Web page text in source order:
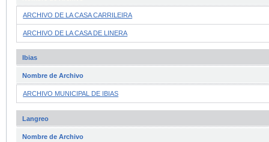
ARCHIVO DE LA CASA CARRILEIRA
ARCHIVO DE LA CASA DE LINERA
Ibias
Nombre de Archivo
ARCHIVO MUNICIPAL DE IBIAS
Langreo
Nombre de Archivo